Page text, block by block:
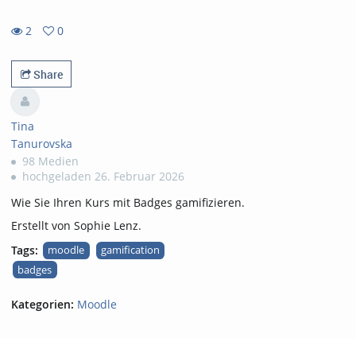
2
views
0
favorites
Share
Tina
Tanurovska
98 Medien
hochgeladen 26. Februar 2026
Wie Sie Ihren Kurs mit Badges gamifizieren.
Erstellt von Sophie Lenz.
Tags:
moodle
gamification
badges
Kategorien: Moodle